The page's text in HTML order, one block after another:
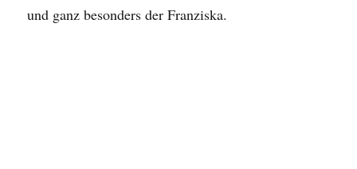
und ganz besonders der Franziska.